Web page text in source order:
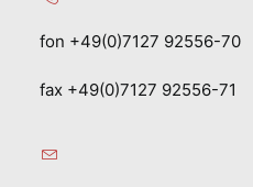
fon +49(0)7127 92556-70
fax +49(0)7127 92556-71